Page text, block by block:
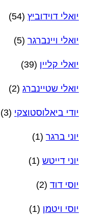
יואלי דוידוביץ (54)
יואלי ויינברגר (5)
יואלי קליין (39)
יואלי שטיינברג (2)
יודי ביאלוסטוצקי (3)
יוני ברגר (1)
יוני דייטש (1)
יוסי דוד (2)
יוסי ויטמן (1)